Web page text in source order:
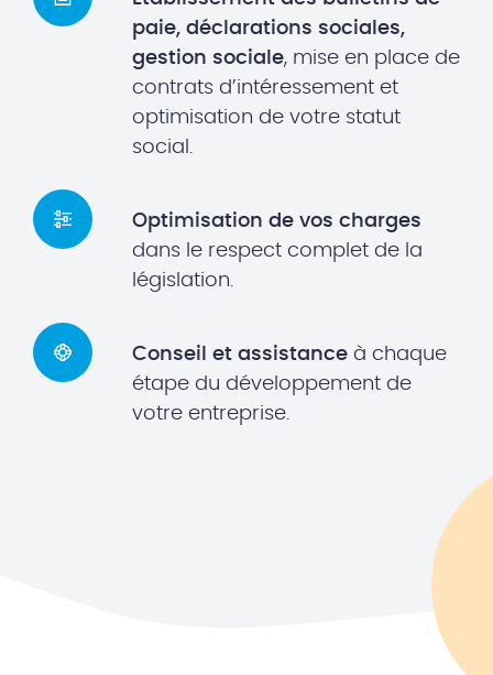
paie, déclarations sociales,
gestion sociale, mise en place de
contrats d’intéressement et
optimisation de votre statut
social.
Optimisation de vos charges
dans le respect complet de la
législation.
Conseil et assistance à chaque
étape du développement de
votre entreprise.